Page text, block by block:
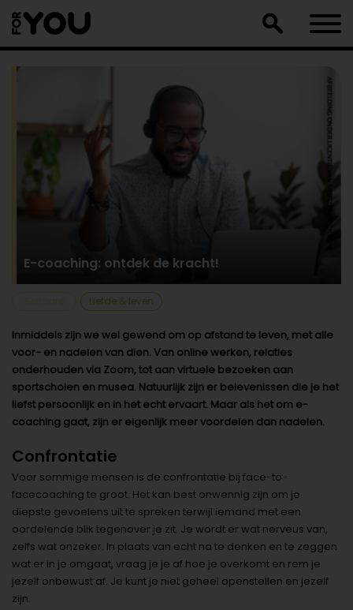
naar
artikel
E-coaching: ontdek de kracht!
Liefde & leven
Inmiddels zijn we wel gewend om op afstand te leven, met alle
voor- en nadelen van dien. Van online werken, relaties
onderhouden via Zoom, tot aan virtuele bezoeken aan
sportscholen en musea. Natuurlijk zijn er belevenissen die je het
liefst persoonlijk en in het echt ervaart. Maar als het om e-
coaching gaat, zijn er eigenlijk meer voordelen dan nadelen.
Confrontatie
Voor sommige mensen is de confrontatie bij face-to-
facecoaching te groot. Het kan best onwennig zijn om je
diepste gevoelens uit te spreken terwijl iemand met een
oordelende blik tegenover je zit. Je wordt er wat nerveus van,
zelfs wat onzeker. In plaats van echt na te denken en te zeggen
wat er in je omgaat, vraag je je af hoe je overkomt en rem je
jezelf onbewust af. Je kunt je niet geheel openstellen en jezelf
zijn.